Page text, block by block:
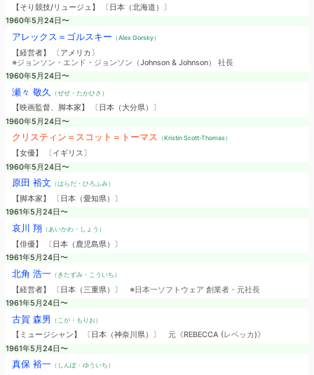
【そり競技/リュージュ】 〔日本（北海道）〕
1960年5月24日〜
アレックス＝ゴルスキー （Alex Gorsky）
【経営者】 〔アメリカ〕
※ジョンソン・エンド・ジョンソン（Johnson & Johnson） 社長
1960年5月24日〜
瀬々 敬久 （ぜぜ・たかひさ）
【映画監督、脚本家】 〔日本（大分県）〕
1960年5月24日〜
クリスティン＝スコット＝トーマス （Kristin Scott-Thomas）
【女優】 〔イギリス〕
1960年5月24日〜
原田 裕文 （はらだ・ひろふみ）
【脚本家】 〔日本（愛知県）〕
1961年5月24日〜
哀川 翔 （あいかわ・しょう）
【俳優】 〔日本（鹿児島県）〕
1961年5月24日〜
北角 浩一（きたずみ・こういち）
【経営者】 〔日本（三重県）〕 ※日本一ソフトウェア 創業者・元社長
1961年5月24日〜
古賀 森男 （こが・もりお）
【ミュージシャン】 〔日本（神奈川県）〕 元《REBECCA (レベッカ)》
1961年5月24日〜
真保 裕一（しんぽ・ゆういち）